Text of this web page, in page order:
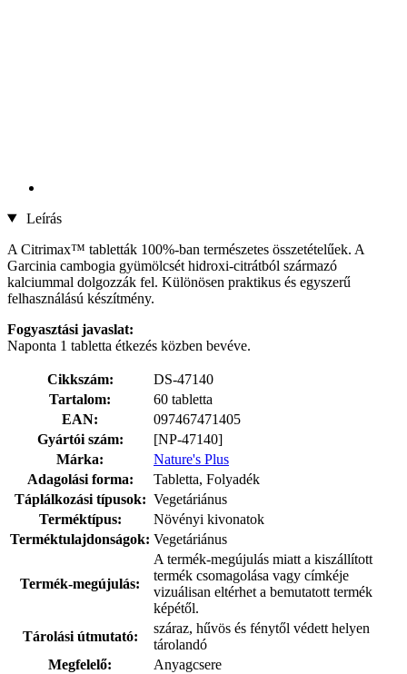
Leírás
A Citrimax™ tabletták 100%-ban természetes összetételűek. A
Garcinia cambogia gyümölcsét hidroxi-citrátból származó
kalciummal dolgozzák fel. Különösen praktikus és egyszerű
felhasználású készítmény.
Fogyasztási javaslat:
Naponta 1 tabletta étkezés közben bevéve.
Cikkszám:
DS-47140
Tartalom:
60 tabletta
EAN:
097467471405
Gyártói szám:
[NP-47140]
Márka:
Nature's Plus
Adagolási forma:
Tabletta, Folyadék
Táplálkozási típusok: Vegetáriánus
Terméktípus:
Növényi kivonatok
Terméktulajdonságok: Vegetáriánus
Termék-megújulás:
A termék-megújulás miatt a kiszállított
termék csomagolása vagy címkéje
vizuálisan eltérhet a bemutatott termék
képétől.
Tárolási útmutató:
száraz, hűvös és fénytől védett helyen
tárolandó
Megfelelő:
Anyagcsere